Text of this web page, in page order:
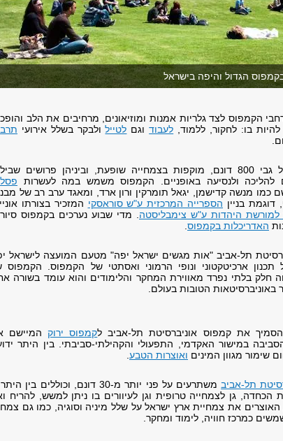
הגדול והיפה בישראל
הקמפוס לצד גלריות אמנות ומוזיאונים, מרחיבים את הלב
בו: לחקור, ללמוד, לעבודוגם לטיילולבקר בשלל אירועי
המדשאות, המשתרעות על גבי 800 דונם, מוקפות בצמחייה שופעת, וביניהן פרושים
להליכה ולנסיעה באופניים. הקמפוס משמש במה לעשרות
כמו מנשה קדישמן, יגאל תומרקין ורון ארד, ומאגד ערב רב של
דוגמת בניין הספרייה המרכזית ע"ש סוראסקי המזכיר בצורתו
למורשת היהדות ע"ש צימבליסטה . מדי שבוע נערכים בקמפוס
האדריכלות בקמפוס
לאוניברסיטת תל-אביב "אות מגשים ישראל יפה" מטעם המועצה לישראל
ארכיטקטוני ונופי הרמוני ואסתטי של הקמפוס. הקמפוס
חלק בלתי נפרד מאווירת המחקר והלימודים והוא עומד בשורה
הטובות בעולם.
את קמפוס אוניברסיטת תל-אביב לקמפוס ירוקהמיישם
במישור האקדמי, התפעולי והקהילתי-סביבתי. בין היתר
שימור מגוון המינים ואוצרות הטבע
תל-אביב
משתרעים על פני יותר מ-30 דונם, וכוללים בין
הכחדה, גן לצמחייה טרופית וגן לעיוורים בו ניתן למשש, להריח
האוצרים את צמחיית ארץ ישראל על שלל מיניה וסוגיה, כמו גם
כמרכז חוויה, לימוד ומחקר.